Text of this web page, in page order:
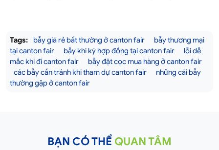
Tags: bẫy giá rẻ bất thường ở canton fair
bẫy thương mại
tại canton fair
bẫy khi ký hợp đồng tại canton fair
lỗi dễ
mắc khi đi canton fair
bẫy đặt cọc mua hàng ở canton fair
các bẫy cần tránh khi tham dự canton fair
những cái bẫy
thường gặp ở canton fair
BẠN CÓ THỂ QUAN TÂM